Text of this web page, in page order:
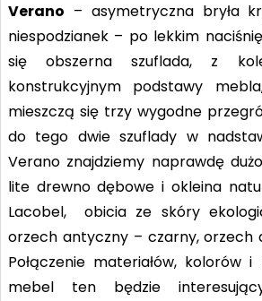
Verano – asymetryczna bryła
niespodzianek – po lekkim
się obszerna szuflada, z
konstrukcyjnym podstawy
mieszczą się trzy wygodne
do tego dwie szuflady w
Verano znajdziemy naprawdę
lite drewno dębowe i okleina
Lacobel, obicia ze skóry
orzech antyczny – czarny, orzech
Połączenie materiałów, kolorów
mebel ten będzie